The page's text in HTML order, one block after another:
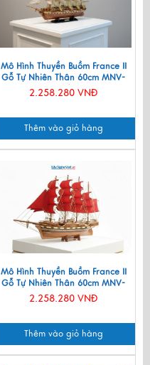
Mô Hình Thuyền Buồm France II
Gỗ Tự Nhiên Thân 60cm MNV-
TB03/HX
2.258.280 VNĐ
Thêm vào giỏ hàng
Mô Hình Thuyền Buồm France II
Gỗ Tự Nhiên Thân 60cm MNV-
TB03-1
2.258.280 VNĐ
Thêm vào giỏ hàng